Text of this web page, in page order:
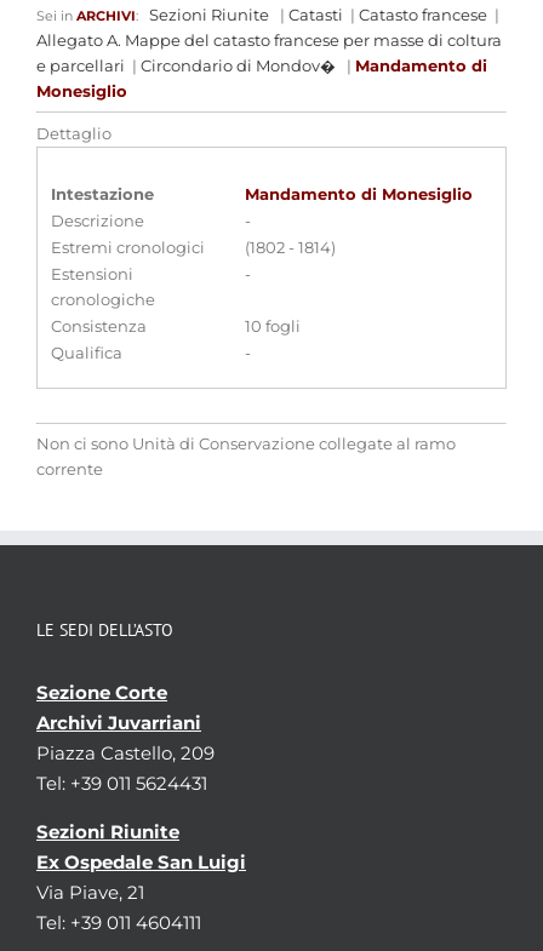
Sei in ARCHIVI: Sezioni Riunite | Catasti | Catasto francese |
Allegato A. Mappe del catasto francese per masse di coltura
e parcellari | Circondario di Mondov� | Mandamento di
Monesiglio
Dettaglio
Intestazione
Mandamento di Monesiglio
Descrizione
-
Estremi cronologici
(1802 - 1814)
Estensioni
cronologiche
-
Consistenza
10 fogli
Qualifica
-
Non ci sono Unità di Conservazione collegate al ramo
corrente
LE SEDI DELL’ASTO
Sezione Corte
Archivi Juvarriani
Piazza Castello, 209
Tel: +39 011 5624431
Sezioni Riunite
Ex Ospedale San Luigi
Via Piave, 21
Tel: +39 011 4604111